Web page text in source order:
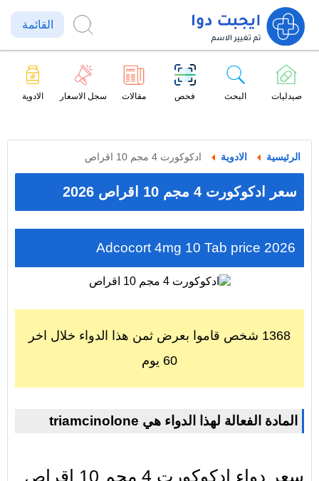
القائمة
صيدليات البحث فحص مقالات سجل الاسعار الادوية
الرئيسية الادوية ادكوكورت 4 مجم 10 اقراص
سعر ادكوكورت 4 مجم 10 اقراص 2026
Adcocort 4mg 10 Tab price 2026
1368 شخص قاموا بعرض ثمن هذا الدواء خلال اخر
60 يوم
triamcinolone المادة الفعالة لهذا الدواء هي
سعر دواء ادكوكورت 4 مجم 10 اقراص